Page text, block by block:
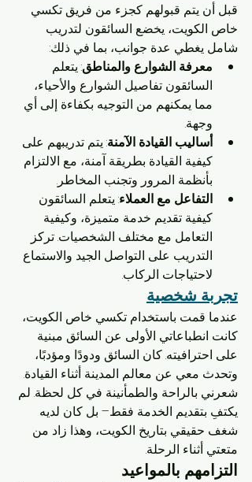
قبل أن يتم قبولهم كجزء من فريق تكسي
خاص الكويت، يخضع السائقون لتدريب
شامل يغطي عدة جوانب، بما في ذلك:
معرفة الشوارع والمناطق: يتعلم
السائقون تفاصيل الشوارع والأحياء،
مما يمكنهم من التوجيه بكفاءة إلى أي
وجهة.
أساليب القيادة الآمنة: يتم تدريبهم على
كيفية القيادة بطريقة آمنة، مع الالتزام
بأنظمة المرور وتجنب المخاطر.
التفاعل مع العملاء: يتعلم السائقون
كيفية تقديم خدمة متميزة، وكيفية
التعامل مع مختلف الشخصيات. تركز
التدريب على التواصل الجيد والاستماع
لاحتياجات الركاب.
تجربة شخصية
عندما قمت باستخدام تكسي خاص الكويت،
كانت انطباعاتي الأولى عن السائق مبنية
على احترافيته. كان السائق ودودًا ومؤدبًا،
وتحدث معي عن معالم المدينة أثناء القيادة.
شعرني بالراحة والطمأنينة في كل لحظة. لم
يكتفِ بتقديم الخدمة فقط– بل كان لديه
شغف حقيقي بتاريخ الكويت، وهذا زاد من
متعتي أثناء الرحلة.
التزامهم بالمواعيد